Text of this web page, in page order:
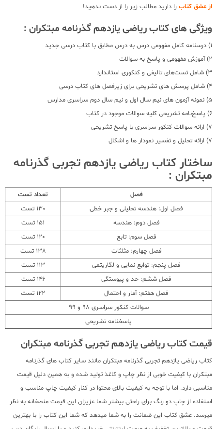
از عشق کتاب را دارید مطالب زیر را از دست ندهید!
ویژگی های کتاب ریاضی یازدهم گذرنامه مبتکران :
1) درسنامه کامل مفهومی درس به درس مطابق با کتاب درسی جدید
2) آموزش مفهومی و پاسخ به سوالات
3) شامل تست‌های تالیفی و کنکوری استاندارد
4) شامل پرسش های تشریحی برای زیرفصل های کتاب درسی
5) نمونه آزمون های نیم سال اول و نیم سال دوم سراسری مدارس
6) پاسخ‌نامه تشریحی کلیه سوالات موجود در کتاب
7) ارائه سوالات کنکور سراسری با پاسخ تشریحی
7) ارائه تحلیل و تفسیر نمودار ها و اشکال
ساختار کتاب ریاضی یازدهم تجربی گذرنامه
مبتکران :
فصل
تعداد تست
فصل اول: هندسه تحلیلی و جبر خطی
130 تست
فصل دوم: هندسه
151 تست
فصل سوم: تابع
120 تست
فصل چهارم: مثلثات
138 تست
فصل پنجم: توابع نمایی و لگاریتمی
113 تست
فصل ششم: حد و پیوستگی
146 تست
فصل هفتم: آمار و احتمال
122 تست
سوالات کنکور سراسری 98 و 99
پاسخنامه تشریحی
قیمت کتاب ریاضی یازدهم تجربی گذرنامه مبتکران
کتاب ریاضی یازدهم تجربی گذرنامه مبتکران مانند سایر کتاب های گذرنامه
مبتکران با کیفیت خوبی از نظر چاپ و کاغذ تولید شده و به همین دلیل قیمت
مناسبی دارد. اما با توجه به کیفیت بالای محتوا در کنار کیفیت چاپ مناسب و
استفاده از چاپ دو رنگ برای راحتی بیشتر شما عزیزان این قیمت منصفانه به نظر
میرسد. عشق کتاب این ضمانت را به شما میدهد که شما این کتاب را با بهترین